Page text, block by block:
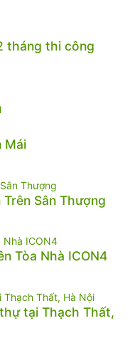
tháng thi công
Mái
Sân Thượng
Tòa Nhà ICON4
tại Thạch Thất,